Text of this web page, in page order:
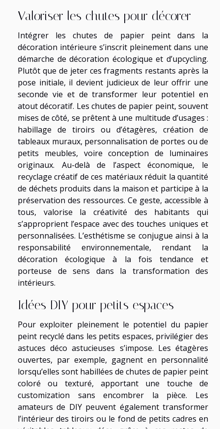
Valoriser les chutes pour décorer
Intégrer les chutes de papier peint dans la
décoration intérieure s’inscrit pleinement dans une
démarche de décoration écologique et d’upcycling.
Plutôt que de jeter ces fragments restants après la
pose initiale, il devient judicieux de leur offrir une
seconde vie et de transformer leur potentiel en
atout décoratif. Les chutes de papier peint, souvent
mises de côté, se prêtent à une multitude d’usages :
habillage de tiroirs ou d’étagères, création de
tableaux muraux, personnalisation de portes ou de
petits meubles, voire conception de luminaires
originaux. Au-delà de l’aspect économique, le
recyclage créatif de ces matériaux réduit la quantité
de déchets produits dans la maison et participe à la
préservation des ressources. Ce geste, accessible à
tous, valorise la créativité des habitants qui
s’approprient l’espace avec des touches uniques et
personnalisées. L’esthétisme se conjugue ainsi à la
responsabilité environnementale, rendant la
décoration écologique à la fois tendance et
porteuse de sens dans la transformation des
intérieurs.
Idées DIY pour petits espaces
Pour exploiter pleinement le potentiel du papier
peint recyclé dans les petits espaces, privilégier des
astuces déco astucieuses s’impose. Les étagères
ouvertes, par exemple, gagnent en personnalité
lorsqu’elles sont habillées de chutes de papier peint
coloré ou texturé, apportant une touche de
customization sans encombrer la pièce. Les
amateurs de DIY peuvent également transformer
l’intérieur des tiroirs ou le fond de petits cadres en